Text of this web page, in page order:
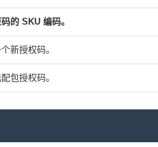
的 SKU 编码。
新授权码。
包授权码。